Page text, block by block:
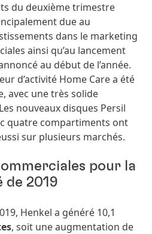
du deuxième trimestre
due au
dans le marketing
ainsi qu’au lancement
au début de l’année.
d’activité Home Care a été
avec une très solide
nouveaux disques Persil
quatre compartiments ont
sur plusieurs marchés.
pour la
de 2019
Henkel a généré 10,1
, soit une augmentation de